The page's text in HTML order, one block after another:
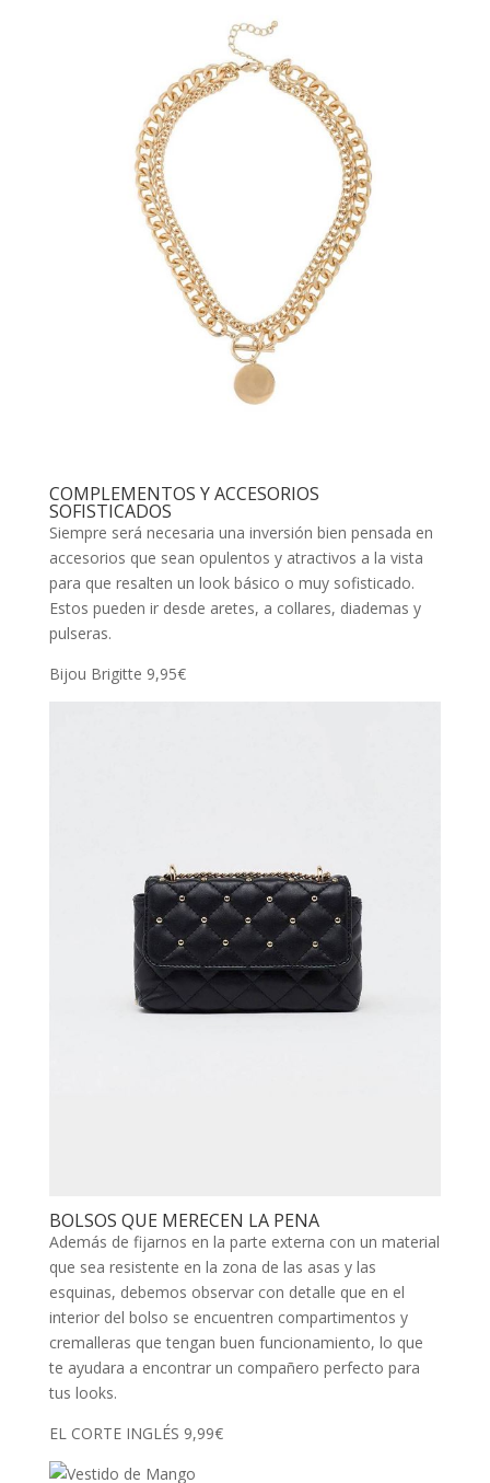
COMPLEMENTOS Y ACCESORIOS
SOFISTICADOS
Siempre será necesaria una inversión bien pensada en
accesorios que sean opulentos y atractivos a la vista
para que resalten un look básico o muy sofisticado.
Estos pueden ir desde aretes, a collares, diademas y
pulseras.
Bijou Brigitte 9,95€
BOLSOS QUE MERECEN LA PENA
Además de fijarnos en la parte externa con un material
que sea resistente en la zona de las asas y las
esquinas, debemos observar con detalle que en el
interior del bolso se encuentren compartimentos y
cremalleras que tengan buen funcionamiento, lo que
te ayudara a encontrar un compañero perfecto para
tus looks.
EL CORTE INGLÉS 9,99€